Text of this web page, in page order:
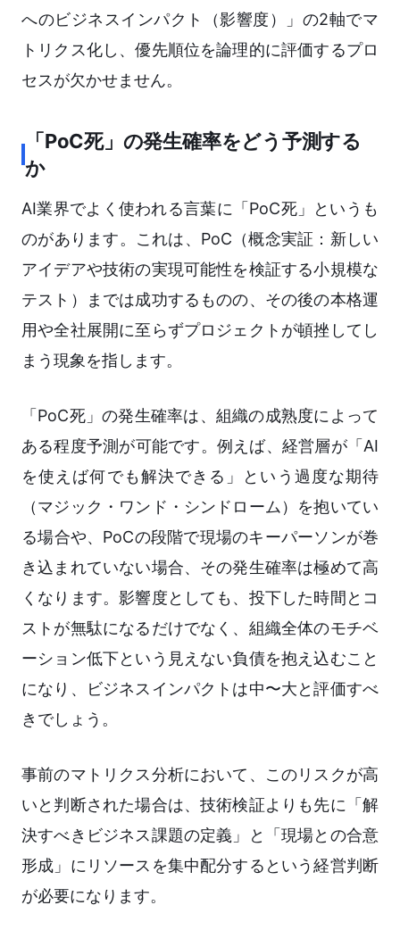
へのビジネスインパクト（影響度）」の2軸でマ
トリクス化し、優先順位を論理的に評価するプロ
セスが欠かせません。
「PoC死」の発生確率をどう予測する
か
AI業界でよく使われる言葉に「PoC死」というも
のがあります。これは、PoC（概念実証：新しい
アイデアや技術の実現可能性を検証する小規模な
テスト）までは成功するものの、その後の本格運
用や全社展開に至らずプロジェクトが頓挫してし
まう現象を指します。
「PoC死」の発生確率は、組織の成熟度によって
ある程度予測が可能です。例えば、経営層が「AI
を使えば何でも解決できる」という過度な期待
（マジック・ワンド・シンドローム）を抱いてい
る場合や、PoCの段階で現場のキーパーソンが巻
き込まれていない場合、その発生確率は極めて高
くなります。影響度としても、投下した時間とコ
ストが無駄になるだけでなく、組織全体のモチベ
ーション低下という見えない負債を抱え込むこと
になり、ビジネスインパクトは中〜大と評価すべ
きでしょう。
事前のマトリクス分析において、このリスクが高
いと判断された場合は、技術検証よりも先に「解
決すべきビジネス課題の定義」と「現場との合意
形成」にリソースを集中配分するという経営判断
が必要になります。